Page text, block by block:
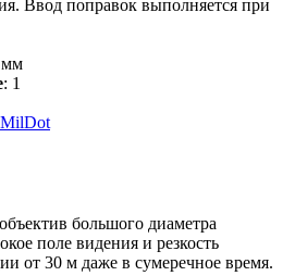
Ввод поправок выполняется при
мм
: 1
большого диаметра
поле видения и резкость
от 30 м даже в сумеречное время.